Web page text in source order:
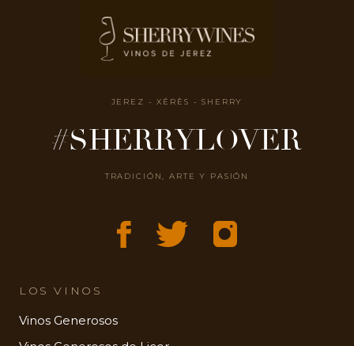
JEREZ - XÉRÈS - SHERRY
#SHERRYLOVER
TRADICIÓN, ARTE Y PASIÓN
LOS VINOS
Vinos Generosos